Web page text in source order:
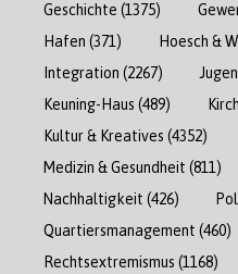
Geschichte (1375)
Hafen (371) Hoesch &
Integration (2267)
Keuning-Haus (489)
Kultur & Kreatives (4352)
Medizin & Gesundheit (811)
Nachhaltigkeit (426)
Quartiersmanagement (460)
Rechtsextremismus (1168)